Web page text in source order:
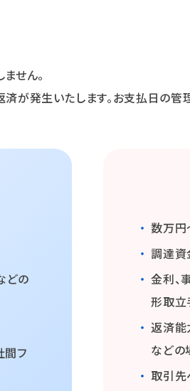
せん。
が発生いたします。お支払日の
どの
間フ
・ 数万円
・ 調達資
・ 金利、
形取立
・ 返済能
などの
・ 取引先